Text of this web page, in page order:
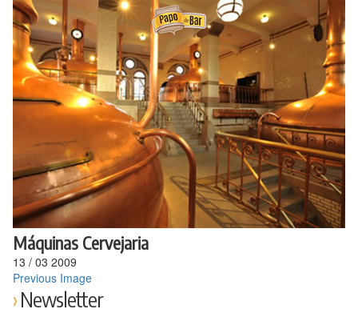
para
conteúdo
Máquinas Cervejaria
13 / 03 2009
Previous Image
Newsletter